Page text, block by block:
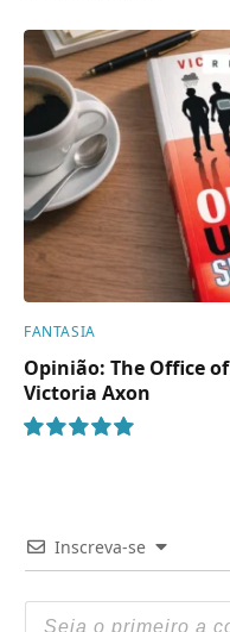
FANTASIA
Opinião: The Office
Victoria Axon
Inscreva-se